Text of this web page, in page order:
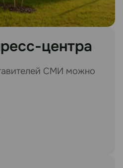
центра
СМИ можно